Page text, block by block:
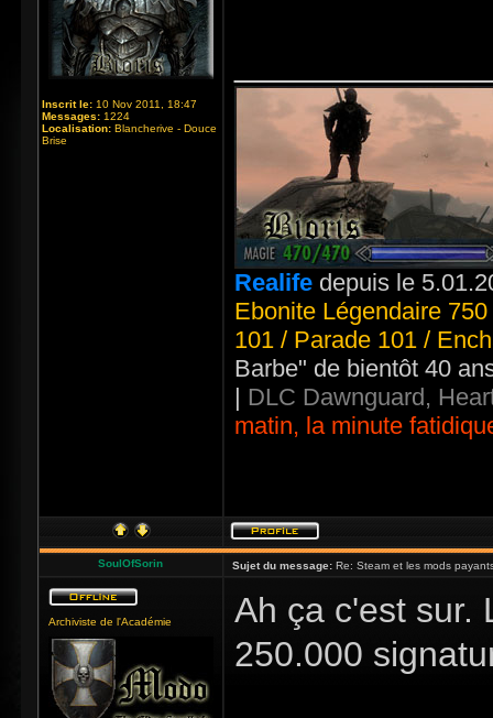
Inscrit le: 10 Nov 2011, 18:47
Messages: 1224
Localisation: Blancherive - Douce
Brise
Realife depuis le
Ebonite Légendaire
101 / Parade 101 /
Barbe" de bientôt 40
| DLC Dawnguard,
matin, la minute
SoulOfSorin Sujet du message: Re: Steam et les mods
Archiviste de l'Académie
Ah ça c'est sur.
250.000